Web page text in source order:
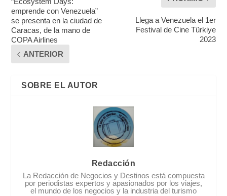
emprende con Venezuela”
se presenta en la ciudad de
Caracas, de la mano de
COPA Airlines
ANTERIOR
Llega a Venezuela el 1er
Festival de Cine Türkiye
2023
SOBRE EL AUTOR
Redacción
La Redacción de Negocios y Destinos está compuesta
por periodistas expertos y apasionados por los viajes,
el mundo de los negocios y la industria del turismo